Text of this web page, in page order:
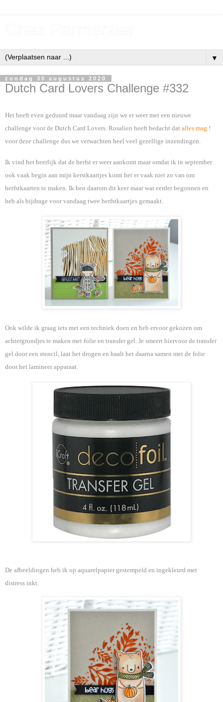
▼
zondag 30 augustus 2020
Dutch Card Lovers Challenge #332
Het heeft even geduurd maar vandaag zijn we er weer met een nieuwe
challenge voor de Dutch Card Lovers. Rosalien heeft bedacht dat alles mag !
voor deze challenge dus we verwachten heel veel gezellige inzendingen.
Ik vind het heerlijk dat de herfst er weer aankomt maar omdat ik in september
ook vaak begin aan mijn kerstkaartjes komt het er vaak niet zo van om
herfstkaarten te maken. Ik ben daarom dit keer maar wat eerder begonnen en
heb als bijdrage voor vandaag twee herfstkaartjes gemaakt.
Ook wilde ik graag iets met een techniek doen en heb ervoor gekozen om
achtergrondjes te maken met folie en transfer gel. Je smeert hiervoor de transfer
gel door een stencil, laat het drogen en haalt het daarna samen met de folie
door het lamineer apparaat.
De afbeeldingen heb ik op aquarelpapier gestempeld en ingekleurd met
distress inkt.